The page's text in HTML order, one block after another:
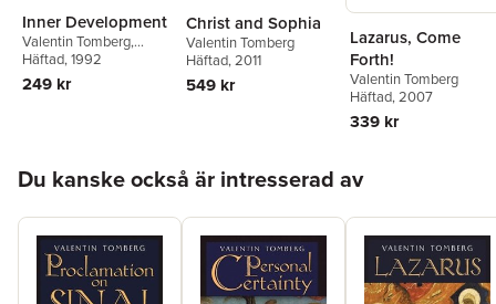
Inner Development
Valentin Tomberg,
Richard Bloedon
Bloedon
Häftad, 1992
249 kr
Christ and Sophia
Valentin Tomberg
Häftad, 2011
549 kr
Lazarus, Come
Forth!
Valentin Tomberg
Häftad, 2007
339 kr
Du kanske också är intresserad av